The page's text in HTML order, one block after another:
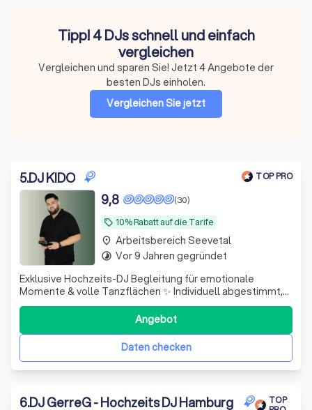
Tipp! 4 DJs schnell und einfach
vergleichen
Vergleichen und sparen Sie! Jetzt 4 Angebote der
besten DJs einholen.
Vergleichen Sie jetzt
5.DJ KIDO TOP PRO
local_offer 10% Rabatt auf die Tarife
(30)
9,8
Exklusive Hochzeits-DJ Begleitung für emotionale
Momente & volle Tanzflächen ✨ Individuell abgestimmt,
professionell umgesetzt, für eine Feier, die euch und
euren Gästen in Erinnerung bleibt.
Daten checken
Angebot
place Arbeitsbereich Seevetal
timelapse Vor 9 Jahren gegründet
6.DJ GerreG - Hochzeits DJ Hamburg
TOP